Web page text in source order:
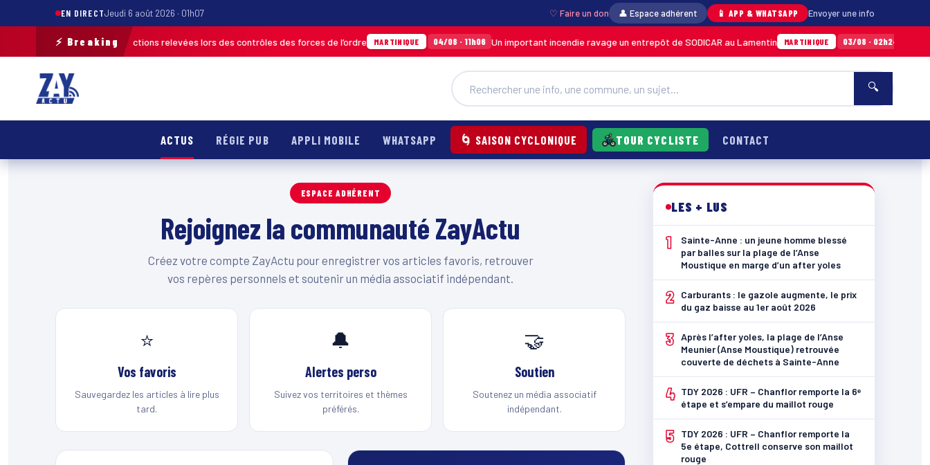
EN DIRECTJeudi 6 août 2026 · 01h07 ♡ Faire un don 👤 Espace adhérent 📱 APP & WHATSAPP Envoyer une info
⚡ Breaking
2026 : plus de 120 infractions relevées lors des contrôles des forces de l’ordre MARTINIQUE 04/08 · 11h06 Un important incendie ravage un entrepôt de SODICAR au Lamentin MARTINIQUE 03/08 · 02h24 Sainte-
🔍
ACTUS RÉGIE PUB APPLI MOBILE WHATSAPP 🌀 SAISON CYCLONIQUE TOUR CYCLISTE CONTACT
ESPACE ADHÉRENT
Rejoignez la communauté ZayActu
Créez votre compte ZayActu pour enregistrer vos articles favoris, retrouver
vos repères personnels et soutenir un média associatif indépendant.
⭐
Vos favoris
Sauvegardez les articles à lire plus
tard.
🔔
Alertes perso
Suivez vos territoires et thèmes
préférés.
🤝
Soutien
Soutenez un média associatif
indépendant.
LES + LUS
1
Sainte-Anne : un jeune homme blessé
par balles sur la plage de l’Anse
Moustique en marge d’un after yoles
2
Carburants : le gazole augmente, le prix
du gaz baisse au 1er août 2026
3 Après l’after yoles, la plage de l’Anse
Meunier (Anse Moustique) retrouvée
couverte de déchets à Sainte-Anne
4 TDY 2026 : UFR – Chanflor remporte la 6ᵉ
étape et s’empare du maillot rouge
5
TDY 2026 : UFR – Chanflor remporte la
5e étape, Cottrell conserve son maillot
rouge